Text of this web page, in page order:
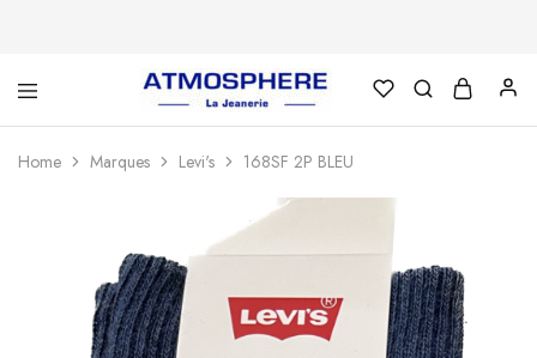
Atmosphère
La
Jeanerie
Un
utilisant
WordPress
Home Marques Levi's 168SF 2P BLEU